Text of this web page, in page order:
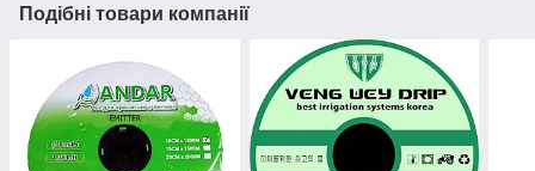
Подібні товари компанії